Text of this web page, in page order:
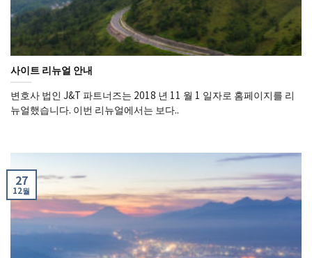
사이트 리뉴얼 안내
변호사 법인 J&T 파트너즈는 2018 년 11 월 1 일자로 홈페이지를 리
뉴얼했습니다. 이번 리뉴얼에서는 보다..
27
12월